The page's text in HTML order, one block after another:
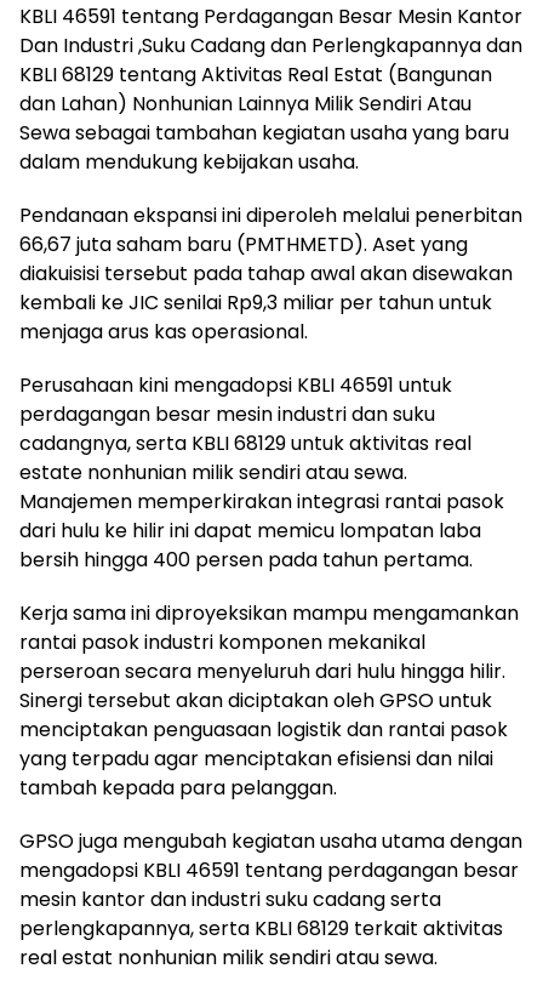
KBLI 46591 tentang Perdagangan Besar Mesin Kantor
Dan Industri ,Suku Cadang dan Perlengkapannya dan
KBLI 68129 tentang Aktivitas Real Estat (Bangunan
dan Lahan) Nonhunian Lainnya Milik Sendiri Atau
Sewa sebagai tambahan kegiatan usaha yang baru
dalam mendukung kebijakan usaha.
Pendanaan ekspansi ini diperoleh melalui penerbitan
66,67 juta saham baru (PMTHMETD). Aset yang
diakuisisi tersebut pada tahap awal akan disewakan
kembali ke JIC senilai Rp9,3 miliar per tahun untuk
menjaga arus kas operasional.
Perusahaan kini mengadopsi KBLI 46591 untuk
perdagangan besar mesin industri dan suku
cadangnya, serta KBLI 68129 untuk aktivitas real
estate nonhunian milik sendiri atau sewa.
Manajemen memperkirakan integrasi rantai pasok
dari hulu ke hilir ini dapat memicu lompatan laba
bersih hingga 400 persen pada tahun pertama.
Kerja sama ini diproyeksikan mampu mengamankan
rantai pasok industri komponen mekanikal
perseroan secara menyeluruh dari hulu hingga hilir.
Sinergi tersebut akan diciptakan oleh GPSO untuk
menciptakan penguasaan logistik dan rantai pasok
yang terpadu agar menciptakan efisiensi dan nilai
tambah kepada para pelanggan.
GPSO juga mengubah kegiatan usaha utama dengan
mengadopsi KBLI 46591 tentang perdagangan besar
mesin kantor dan industri suku cadang serta
perlengkapannya, serta KBLI 68129 terkait aktivitas
real estat nonhunian milik sendiri atau sewa.